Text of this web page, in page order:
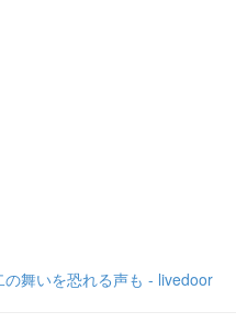
舞いを恐れる声も - livedoor